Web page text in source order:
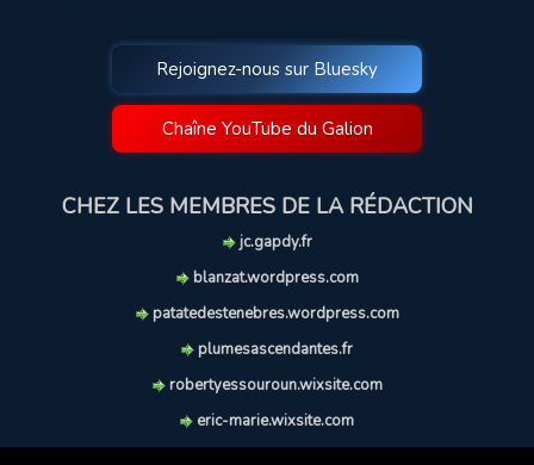
Rejoignez-nous sur Bluesky
Chaîne YouTube du Galion
CHEZ LES MEMBRES DE LA RÉDACTION
jc.gapdy.fr
blanzat.wordpress.com
patatedestenebres.wordpress.com
plumesascendantes.fr
robertyessouroun.wixsite.com
eric-marie.wixsite.com